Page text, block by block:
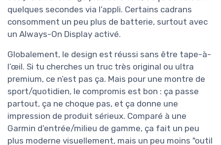
quelques secondes via l’appli. Certains cadrans
consomment un peu plus de batterie, surtout avec
un Always-On Display activé.
Globalement, le design est réussi sans être tape-à-
l’œil. Si tu cherches un truc très original ou ultra
premium, ce n’est pas ça. Mais pour une montre de
sport/quotidien, le compromis est bon : ça passe
partout, ça ne choque pas, et ça donne une
impression de produit sérieux. Comparé à une
Garmin d’entrée/milieu de gamme, ça fait un peu
plus moderne visuellement, mais un peu moins "outil